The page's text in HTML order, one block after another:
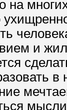
на
и